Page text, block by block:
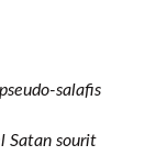
salafis
Satan sourit